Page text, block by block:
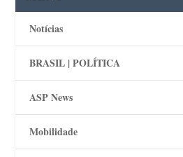
Notícias
BRASIL | POLÍTICA
ASP News
Mobilidade